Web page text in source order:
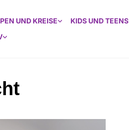
UND KREISE KIDS UND TEENS